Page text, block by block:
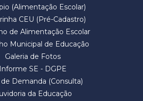
(Alimentação Escolar)
CEU (Pré-Cadastro)
de Alimentação Escolar
Municipal de Educação
Galeria de Fotos
Informe SE - DGPE
de Demanda (Consulta)
da Educação